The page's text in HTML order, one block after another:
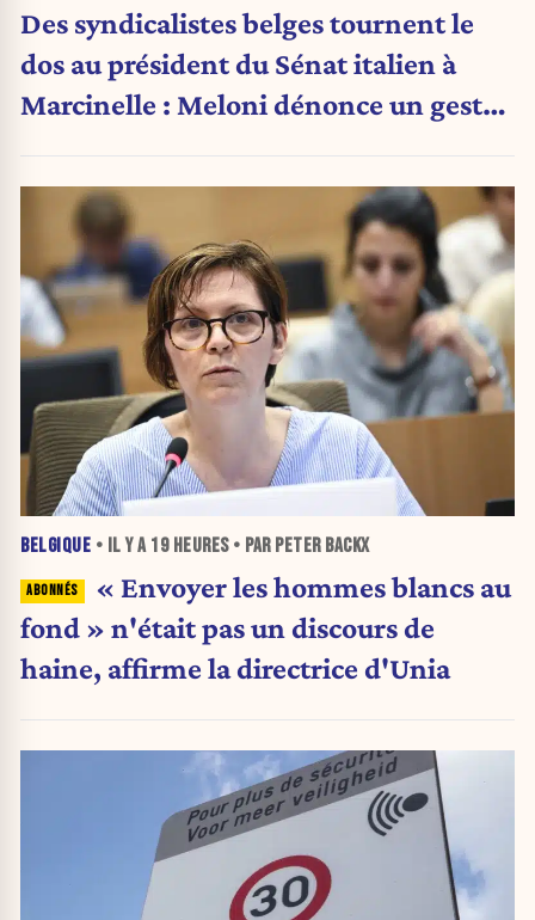
Des syndicalistes belges tournent le
dos au président du Sénat italien à
Marcinelle : Meloni dénonce un geste
BELGIQUE • IL Y A 19 HEURES• PAR PETER BACKX
« Envoyer les hommes blancs au
fond » n'était pas un discours de
haine, affirme la directrice d'Unia